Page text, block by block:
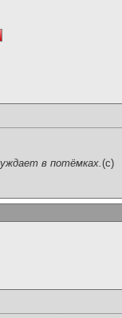
в потёмках.(c)